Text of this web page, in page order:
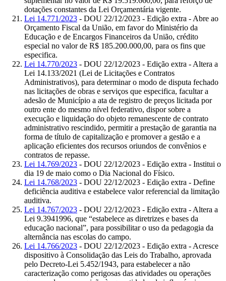
dotações constantes da Lei Orçamentária vigente.
Lei 14.771/2023 - DOU 22/12/2023 - Edição extra - Abre ao
Orçamento Fiscal da União, em favor do Ministério da
Educação e de Encargos Financeiros da União, crédito
especial no valor de R$ 185.200.000,00, para os fins que
especifica.
Lei 14.770/2023 - DOU 22/12/2023 - Edição extra - Altera a
Lei 14.133/2021 (Lei de Licitações e Contratos
Administrativos), para determinar o modo de disputa fechado
nas licitações de obras e serviços que especifica, facultar a
adesão de Município a ata de registro de preços licitada por
outro ente do mesmo nível federativo, dispor sobre a
execução e liquidação do objeto remanescente de contrato
administrativo rescindido, permitir a prestação de garantia na
forma de título de capitalização e promover a gestão e a
aplicação eficientes dos recursos oriundos de convênios e
contratos de repasse.
Lei 14.769/2023 - DOU 22/12/2023 - Edição extra - Institui o
dia 19 de maio como o Dia Nacional do Físico.
Lei 14.768/2023 - DOU 22/12/2023 - Edição extra - Define
deficiência auditiva e estabelece valor referencial da limitação
auditiva.
Lei 14.767/2023 - DOU 22/12/2023 - Edição extra - Altera a
Lei 9.3941996, que “estabelece as diretrizes e bases da
educação nacional”, para possibilitar o uso da pedagogia da
alternância nas escolas do campo.
Lei 14.766/2023 - DOU 22/12/2023 - Edição extra - Acresce
dispositivo à Consolidação das Leis do Trabalho, aprovada
pelo Decreto-Lei 5.452/1943, para estabelecer a não
caracterização como perigosas das atividades ou operações